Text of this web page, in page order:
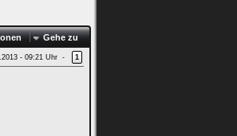
Gehe zu
- 09:21 Uhr - 1